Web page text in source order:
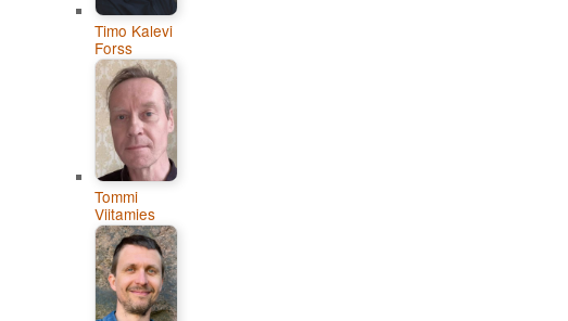
Timo Kalevi
Forss
Tommi
Viitamies